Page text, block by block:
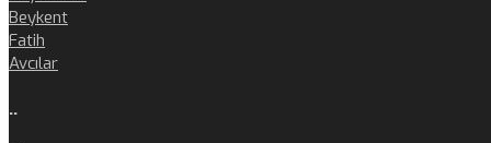
Beykent
Fatih
Avcılar
..